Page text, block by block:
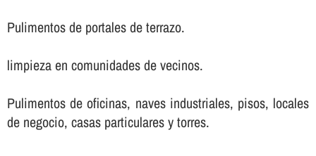
Pulimentos de portales de terrazo.
limpieza en comunidades de vecinos.
Pulimentos de oficinas, naves industriales, pisos, locales
de negocio, casas particulares y torres.